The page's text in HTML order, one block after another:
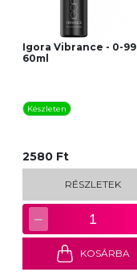
Igora Vibrance - 0-99
60ml
Készleten
2580 Ft
RÉSZLETEK
− 1
KOSÁRBA